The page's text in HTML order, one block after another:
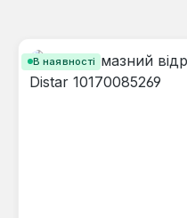
В наявності